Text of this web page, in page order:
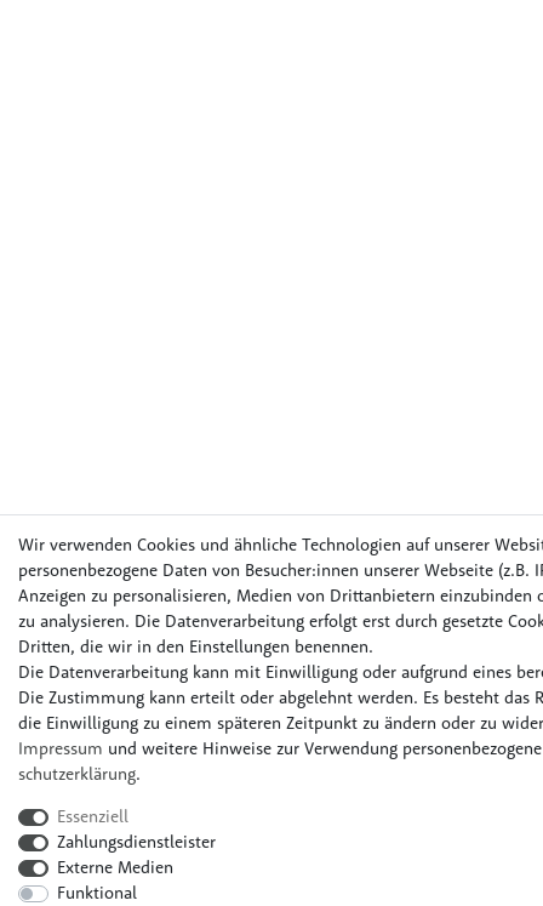
Wir verwenden Cookies und ähnliche Technologien auf unserer
personenbezogene Daten von Besucher:innen unserer Webseite (z.B.
Anzeigen zu personalisieren, Medien von Drittanbietern einzubinden
zu analysieren. Die Datenverarbeitung erfolgt erst durch gesetzte
Dritten, die wir in den Einstellungen benennen.
Die Datenverarbeitung kann mit Einwilligung oder aufgrund eines
Die Zustimmung kann erteilt oder abgelehnt werden. Es besteht das
die Einwilligung zu einem späteren Zeitpunkt zu ändern oder zu
Impressum und weitere Hinweise zur Verwendung
schutz­erklärung.
Essenziell
Zahlungsdienstleister
Externe Medien
Funktional